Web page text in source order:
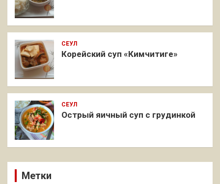
СЕУЛ
Корейский суп «Кимчитиге»
СЕУЛ
Острый яичный суп с грудинкой
Метки